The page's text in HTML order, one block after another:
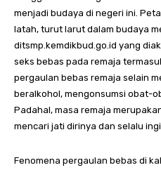
menjadi budaya di negeri ini.
latah, turut larut dalam budaya
ditsmp.kemdikbud.go.id yang
seks bebas pada remaja
pergaulan bebas remaja selain
beralkohol, mengonsumsi obat-
Padahal, masa remaja
mencari jati dirinya dan selalu
Fenomena pergaulan bebas di